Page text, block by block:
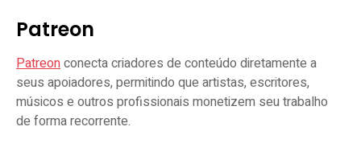
Patreon
Patreonconecta criadores de conteúdo diretamente a
seus apoiadores, permitindo que artistas, escritores,
músicos e outros profissionais monetizem seu trabalho
de forma recorrente.